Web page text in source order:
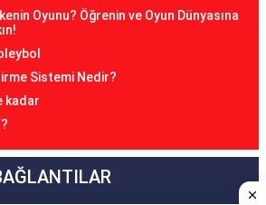
Oyunu? Öğrenin ve Oyun Dünyasına
Sistemi Nedir?
kadar